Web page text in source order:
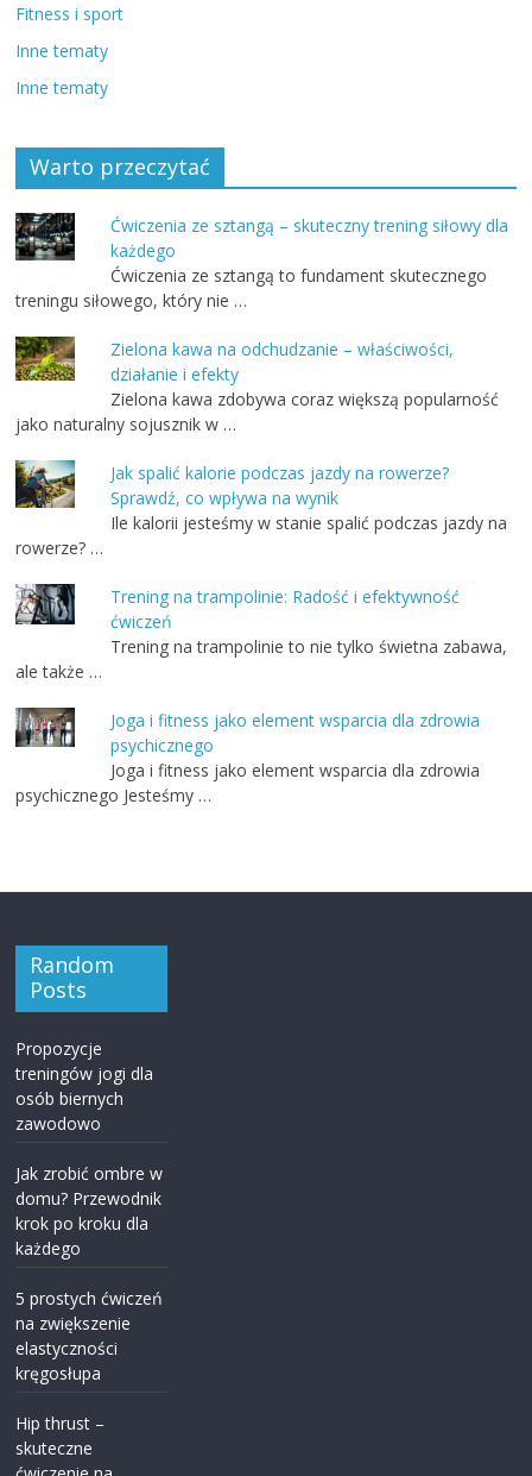
Fitness i sport
Inne tematy
Inne tematy
Warto przeczytać
Ćwiczenia ze sztangą – skuteczny trening siłowy dla
każdego
Ćwiczenia ze sztangą to fundament skutecznego
treningu siłowego, który nie …
Zielona kawa na odchudzanie – właściwości,
działanie i efekty
Zielona kawa zdobywa coraz większą popularność
jako naturalny sojusznik w …
Jak spalić kalorie podczas jazdy na rowerze?
Sprawdź, co wpływa na wynik
Ile kalorii jesteśmy w stanie spalić podczas jazdy na
rowerze? …
Trening na trampolinie: Radość i efektywność
ćwiczeń
Trening na trampolinie to nie tylko świetna zabawa,
ale także …
Joga i fitness jako element wsparcia dla zdrowia
psychicznego
Joga i fitness jako element wsparcia dla zdrowia
psychicznego Jesteśmy …
Random
Posts
Propozycje
treningów jogi dla
osób biernych
zawodowo
Jak zrobić ombre w
domu? Przewodnik
krok po kroku dla
każdego
5 prostych ćwiczeń
na zwiększenie
elastyczności
kręgosłupa
Hip thrust –
skuteczne